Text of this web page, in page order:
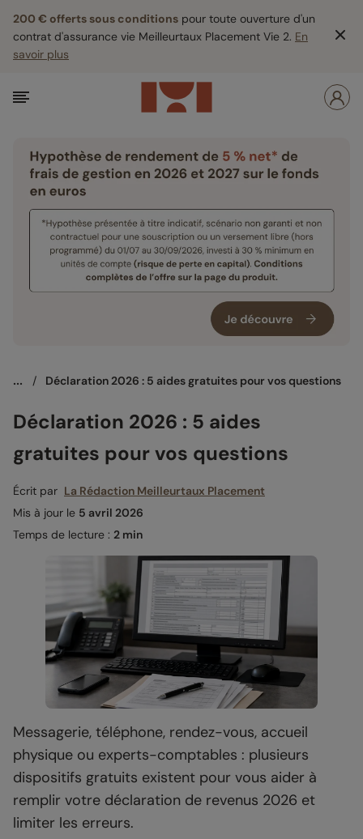
200 € offerts sous conditions pour toute ouverture d'un
contrat d'assurance vie Meilleurtaux Placement Vie 2. En
savoir plus
... / Déclaration 2026 : 5 aides gratuites pour vos questions
Déclaration 2026 : 5 aides
gratuites pour vos questions
Écrit par La Rédaction Meilleurtaux Placement
Mis à jour le 5 avril 2026
Temps de lecture : 2 min
Messagerie, téléphone, rendez-vous, accueil
physique ou experts-comptables : plusieurs
dispositifs gratuits existent pour vous aider à
remplir votre déclaration de revenus 2026 et
limiter les erreurs.